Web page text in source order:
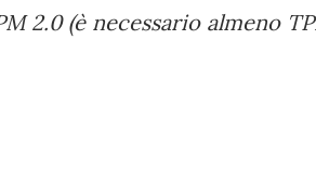
2.0 (è necessario almeno